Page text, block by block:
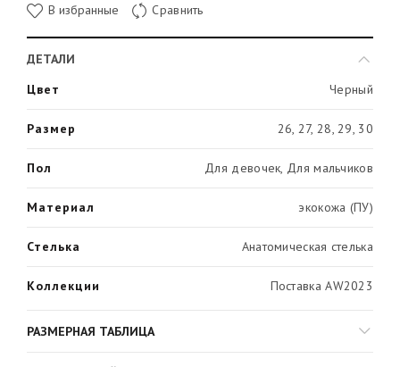
В избранные Сравнить
ДЕТАЛИ
Цвет
Черный
Размер 26, 27, 28, 29, 30
Пол Для девочек, Для мальчиков
Материал экокожа (ПУ)
Стелька Анатомическая стелька
Коллекции Поставка AW2023
РАЗМЕРНАЯ ТАБЛИЦА